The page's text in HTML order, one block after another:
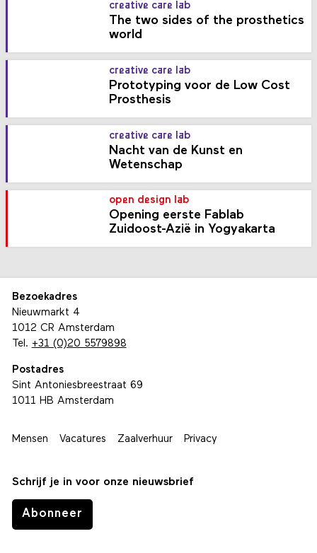
creative care lab
The two sides of the prosthetics
world
creative care lab
Prototyping voor de Low Cost
Prosthesis
creative care lab
Nacht van de Kunst en
Wetenschap
open design lab
Opening eerste Fablab
Zuidoost-Azië in Yogyakarta
Bezoekadres
Nieuwmarkt 4
1012 CR Amsterdam
Tel. +31 (0)20 5579898
Postadres
Sint Antoniesbreestraat 69
1011 HB Amsterdam
Mensen Vacatures Zaalverhuur Privacy
Schrijf je in voor onze nieuwsbrief
Abonneer